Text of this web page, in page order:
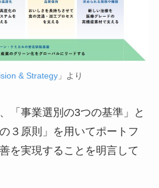
& Strategy 」より
「事業選別の3つの基準」と
３原則」を用いてポートフ
を実現することを明言して